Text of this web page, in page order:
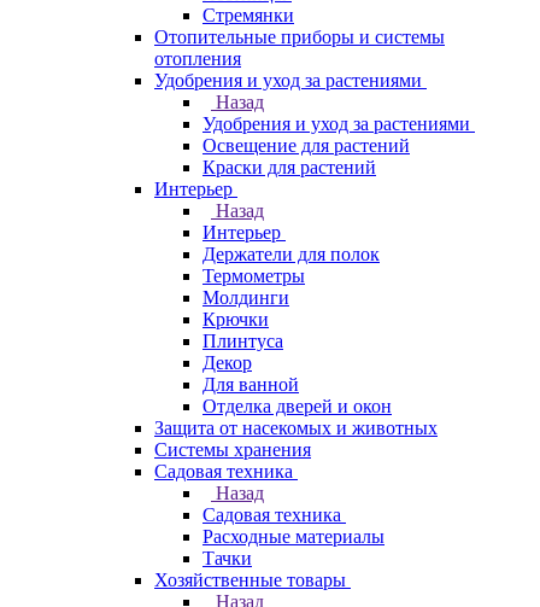
Стремянки
Отопительные приборы и системы
отопления
Удобрения и уход за растениями
Назад
Удобрения и уход за растениями
Освещение для растений
Краски для растений
Интерьер
Назад
Интерьер
Держатели для полок
Термометры
Молдинги
Крючки
Плинтуса
Декор
Для ванной
Отделка дверей и окон
Защита от насекомых и животных
Системы хранения
Садовая техника
Назад
Садовая техника
Расходные материалы
Тачки
Хозяйственные товары
Назад